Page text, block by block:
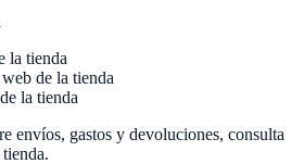
la tienda
de la tienda
la tienda
envíos, gastos y devoluciones, consulta